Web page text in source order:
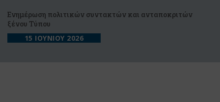
Ενημέρωση πολιτικών συντακτών και ανταποκριτών
ξένου Τύπου
15 ΙΟΥΝΙΟΥ 2026